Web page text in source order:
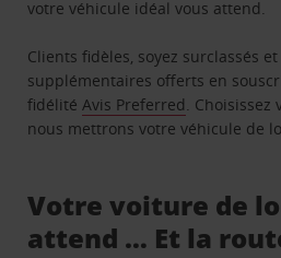
votre véhicule idéal vous attend.
Clients fidèles, soyez surclassés
supplémentaires offerts en
fidélitéAvis Preferred. Choisissez
nous mettrons votre véhicule de
Votre voiture de
attend … Et la